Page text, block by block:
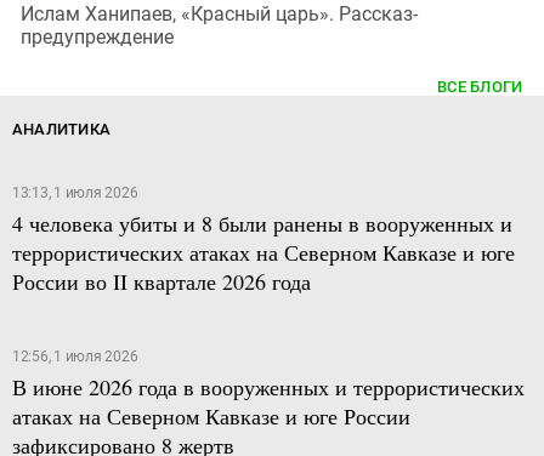
Ислам Ханипаев, «Красный царь». Рассказ-
предупреждение
ВСЕ БЛОГИ
АНАЛИТИКА
13:13, 1 июля 2026
4 человека убиты и 8 были ранены в вооруженных и
террористических атаках на Северном Кавказе и юге
России во II квартале 2026 года
12:56, 1 июля 2026
В июне 2026 года в вооруженных и террористических
атаках на Северном Кавказе и юге России
зафиксировано 8 жертв